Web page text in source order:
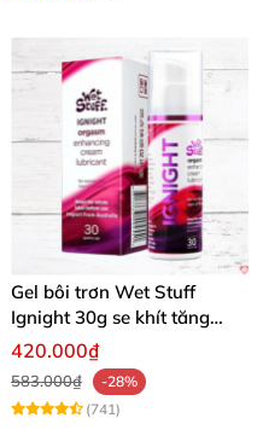
Gel bôi trơn Wet Stuff
Ignight 30g se khít tăng
khoái cảm nữ hiệu quả
420.000₫
583.000₫
-28%
(741)